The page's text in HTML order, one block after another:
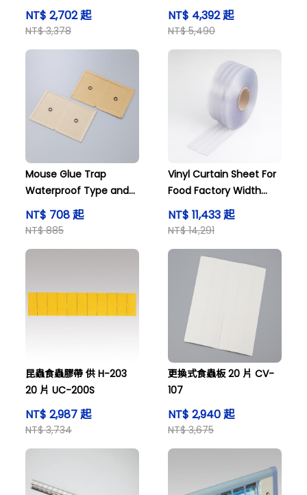
Yellow and others
NT$ 2,702 起
NT$ 3,378
Pcs and others
NT$ 4,392 起
NT$ 5,490
Mouse Glue Trap
Waterproof Type and
others
NT$ 708 起
NT$ 885
Vinyl Curtain Sheet For
Food Factory Width
200mm x Length 30m
Blue and others
NT$ 11,433 起
NT$ 14,291
昆蟲食蟲膠帶 供 H-203
20 片 UC-200S
NT$ 2,987 起
NT$ 3,734
更換式食蟲板 20 片 CV-
107
NT$ 2,940 起
NT$ 3,675